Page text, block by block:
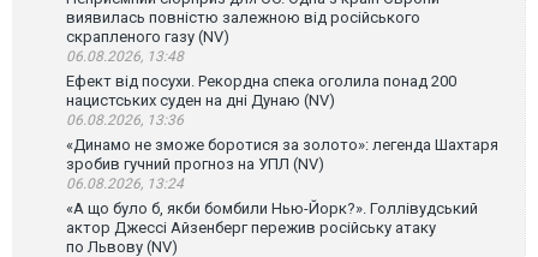
виявилась повністю залежною від російського
скрапленого газу (NV)
06.08.2026, 13:48
Ефект від посухи. Рекордна спека оголила понад 200
нацистських суден на дні Дунаю (NV)
06.08.2026, 13:36
«Динамо не зможе боротися за золото»: легенда Шахтаря
зробив гучний прогноз на УПЛ (NV)
06.08.2026, 13:24
«А що було б, якби бомбили Нью-Йорк?». Голлівудський
актор Джессі Айзенберг пережив російську атаку
по Львову (NV)